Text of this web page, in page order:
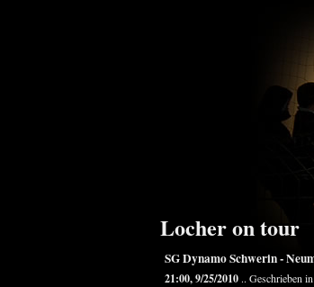
Locher on tour
SG Dynamo Schwerin -
21:00, 9/25/2010 .. Geschrieben in